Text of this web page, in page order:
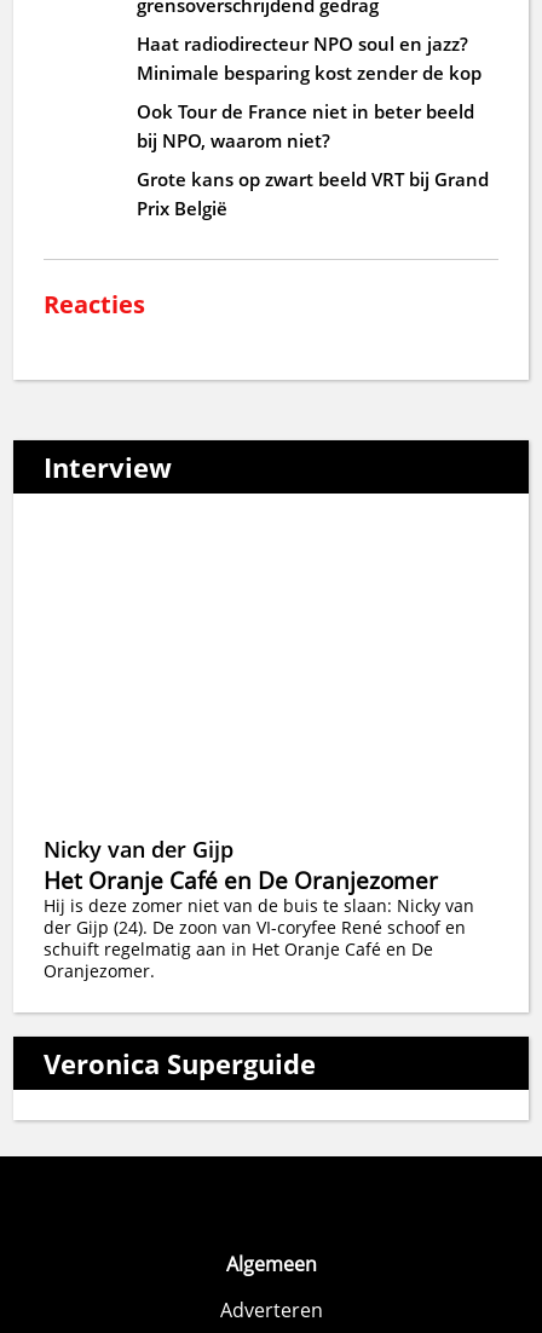
Haat radiodirecteur NPO soul en jazz?
Minimale besparing kost zender de kop
Ook Tour de France niet in beter beeld
bij NPO, waarom niet?
Grote kans op zwart beeld VRT bij Grand
Prix België
Reacties
Interview
Nicky van der Gijp
Het Oranje Café en De Oranjezomer
Hij is deze zomer niet van de buis te slaan: Nicky van
der Gijp (24). De zoon van VI-coryfee René schoof en
schuift regelmatig aan in Het Oranje Café en De
Oranjezomer.
Veronica Superguide
Algemeen
Adverteren